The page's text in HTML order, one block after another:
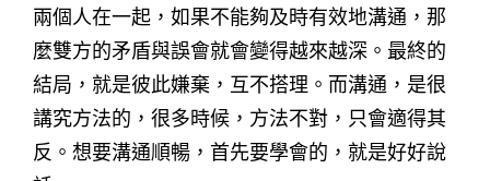
兩個人在一起，如果不能夠及時有效地溝通，那
麼雙方的矛盾與誤會就會變得越來越深。最終的
結局，就是彼此嫌棄，互不搭理。而溝通，是很
講究方法的，很多時候，方法不對，只會適得其
反。想要溝通順暢，首先要學會的，就是好好說